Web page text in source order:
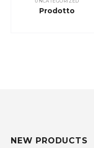
Prodotto
NEW PRODUCTS